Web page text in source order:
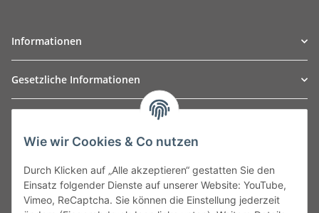
Informationen
Gesetzliche Informationen
Leibnizstraße 2a
Germany
Phone:+49 40 5287270
Wie wir Cookies & Co nutzen
Durch Klicken auf „Alle akzeptieren“ gestatten Sie den
Einsatz folgender Dienste auf unserer Website: YouTube,
Vimeo, ReCaptcha. Sie können die Einstellung jederzeit